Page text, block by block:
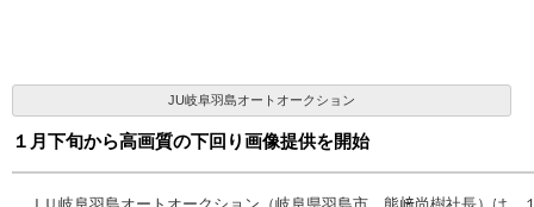
JU岐阜羽島オートオークション
１月下旬から高画質の下回り画像提供を開始